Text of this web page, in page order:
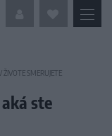
ŽIVOTE SMERUJETE
ste